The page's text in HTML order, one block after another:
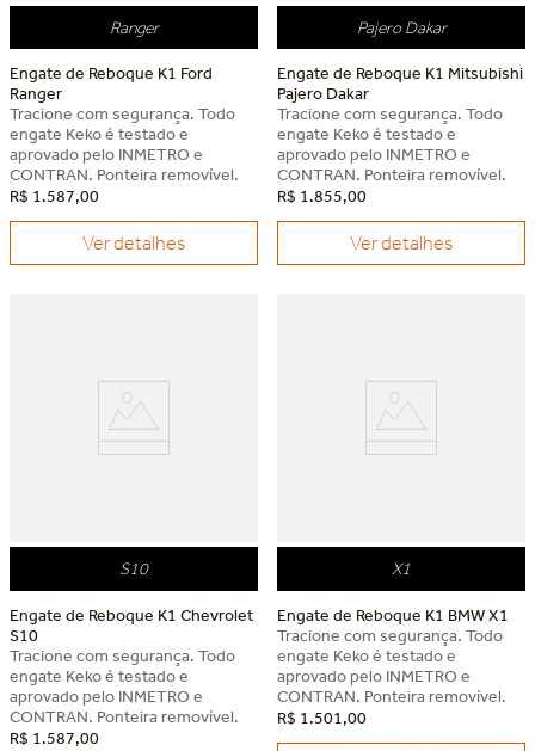
Ranger
Engate de Reboque K1 Ford
Ranger
Tracione com segurança. Todo
engate Keko é testado e
aprovado pelo INMETRO e
CONTRAN. Ponteira removível.
R$ 1.587,00
Ver detalhes
Pajero Dakar
Engate de Reboque K1 Mitsubishi
Pajero Dakar
Tracione com segurança. Todo
engate Keko é testado e
aprovado pelo INMETRO e
CONTRAN. Ponteira removível.
R$ 1.855,00
Ver detalhes
S10
Engate de Reboque K1 Chevrolet
S10
Tracione com segurança. Todo
engate Keko é testado e
aprovado pelo INMETRO e
CONTRAN. Ponteira removível.
R$ 1.587,00
X1
Engate de Reboque K1 BMW X1
Tracione com segurança. Todo
engate Keko é testado e
aprovado pelo INMETRO e
CONTRAN. Ponteira removível.
R$ 1.501,00